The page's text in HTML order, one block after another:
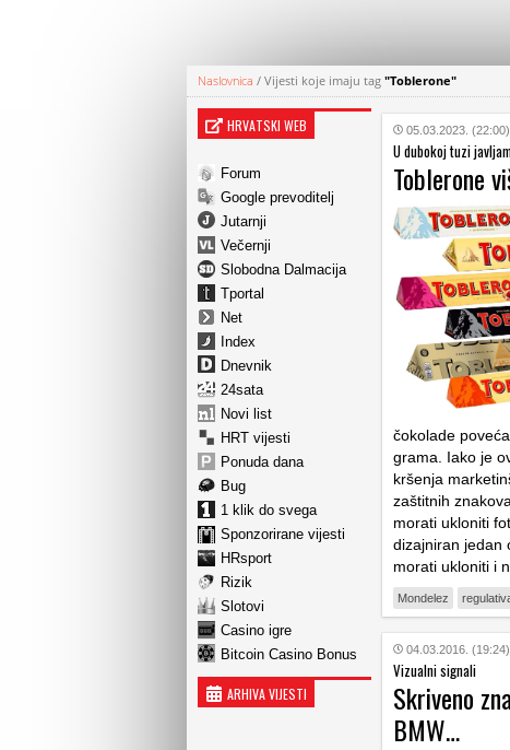
Naslovnica / Vijesti koje imaju tag "Toblerone"
HRVATSKI WEB
Forum
Google prevoditelj
Jutarnji
Večernji
Slobodna Dalmacija
Tportal
Net
Index
Dnevnik
24sata
Novi list
HRT vijesti
Ponuda dana
Bug
1 klik do svega
Sponzorirane vijesti
HRsport
Rizik
Slotovi
Casino igre
Bitcoin Casino Bonus
ARHIVA VIJESTI
05.03.2023. (22:00)
U dubokoj tuzi
Toblerone
čokolade
grama. Iako je
kršenja
zaštitnih
morati ukloniti
dizajniran jedan
morati ukloniti i
Mondelez
04.03.2016. (19:24)
Vizualni signali
Skriveno
BMW…